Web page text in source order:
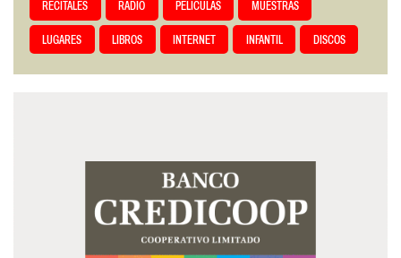
RECITALES RADIO PELÍCULAS MUESTRAS
LUGARES LIBROS INTERNET INFANTIL DISCOS